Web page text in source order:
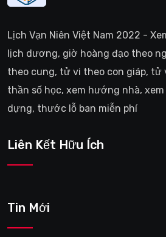
Lịch Vạn Niên Việt Nam 2022 -
lịch dương, giờ hoàng đạo theo
theo cung, tử vi theo con giáp, tử
thần số học, xem hướng nhà,
dựng, thước lỗ ban miễn phí
Liên Kết Hữu Ích
Tin Mới